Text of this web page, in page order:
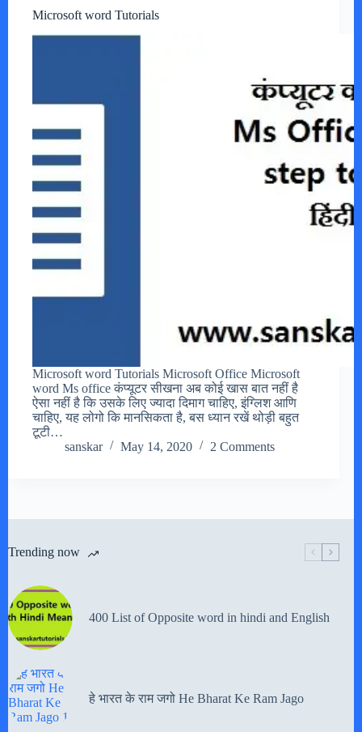
Microsoft word Tutorials
Microsoft word Tutorials Microsoft Office Microsoft
word Ms office कंप्यूटर सीखना अब कोई खास बात नहीं है
ऐसा नहीं है कि उसके लिए ज्यादा दिमाग चाहिए, इंग्लिश आणि
चाहिए, यह लोगो कि मानसिकता है, बस ध्यान रखें थोड़ी बहुत
टूटी…
sanskar
May 14, 2020 2 Comments
Trending now
400 List of Opposite word in hindi and English
हे भारत के राम जगो He Bharat Ke Ram Jago